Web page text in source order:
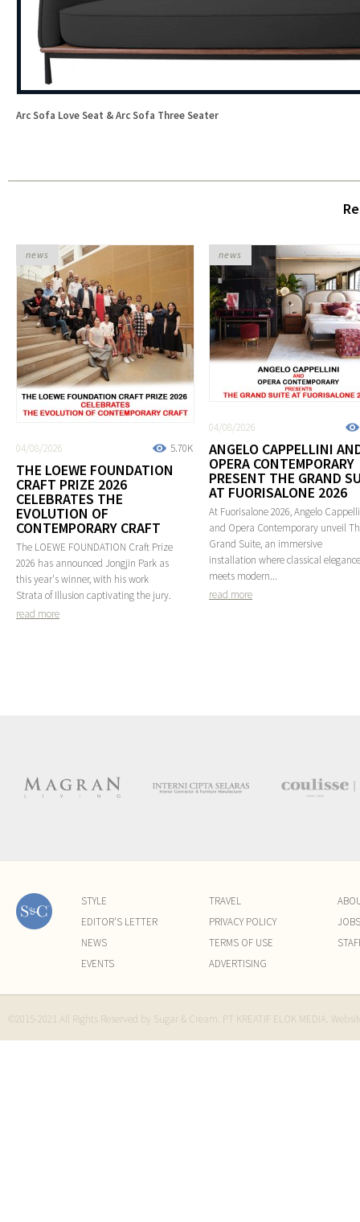
Arc Sofa Love Seat & Arc Sofa Three Seater
5.70K
04/08/2026
THE LOEWE FOUNDATION
CRAFT PRIZE 2026
CELEBRATES THE
EVOLUTION OF
CONTEMPORARY CRAFT
The LOEWE FOUNDATION Craft Prize
2026 has announced Jongjin Park as
this year's winner, with his work
Strata of Illusion captivating the jury.
read more
news
04/08/2026
ANGELO CAPPELLINI
OPERA CONTEMPORARY
PRESENT THE GRAND
AT FUORISALONE 2026
At Fuorisalone 2026, Angelo
and Opera Contemporary unveil
Grand Suite, an immersive
installation where classical elegance
meets modern...
read more
news
STYLE
EDITOR'S LETTER
NEWS
EVENTS
TRAVEL
PRIVACY POLICY
TERMS OF USE
ADVERTISING
JOBS
©2015-2021 All Rights Reserved by Sugar & Cream. PT KREATIF ELOK MEDIA.